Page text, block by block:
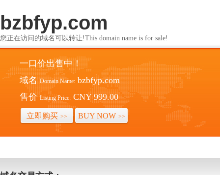
bzbfyp.com
您正在访问的域名可以转让!This domain name is for sale!
一口价出售中！
域名 Domain Name: bzbfyp.com
售价 Listing Price: CNY 999.00
立即购买 >> BUY NOW >>